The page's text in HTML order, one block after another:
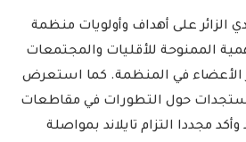
الزائر على أهداف وأولويات منظمة
الممنوحة للأقليات والمجتمعات
الأعضاء في المنظمة. كما استعرض
حول التطورات في مقاطعات
وأكد مجددا التزام تايلاند بمواصلة